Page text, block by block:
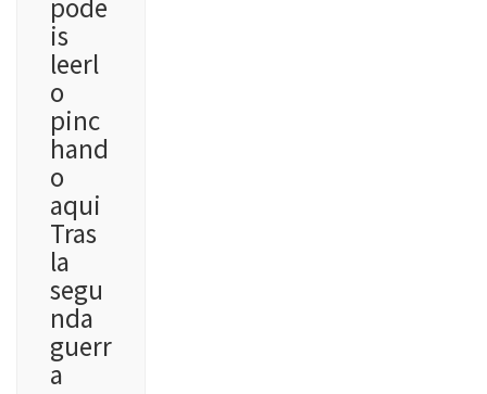
pode
is
leerl
o
pinc
hand
o
aqui
Tras
la
segu
nda
guerr
a